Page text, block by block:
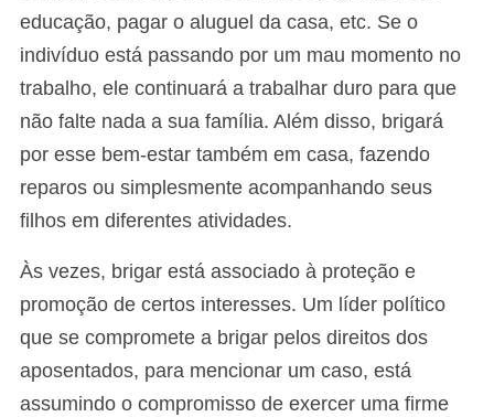
educação, pagar o aluguel da casa, etc. Se o
indivíduo está passando por um mau momento no
trabalho, ele continuará a trabalhar duro para que
não falte nada a sua família. Além disso, brigará
por esse bem-estar também em casa, fazendo
reparos ou simplesmente acompanhando seus
filhos em diferentes atividades.
Às vezes, brigar está associado à proteção e
promoção de certos interesses. Um líder político
que se compromete a brigar pelos direitos dos
aposentados, para mencionar um caso, está
assumindo o compromisso de exercer uma firme